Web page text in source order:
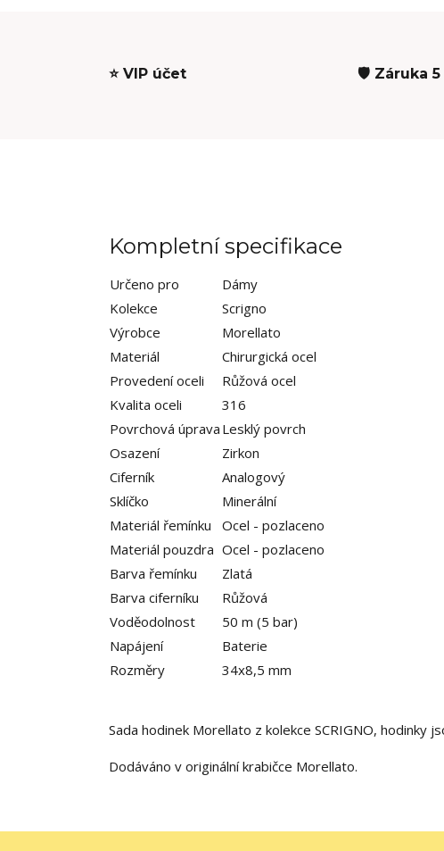
⭐ VIP účet 🛡️ Záruka
Kompletní specifikace
Určeno pro
Dámy
Kolekce
Scrigno
Výrobce
Morellato
Materiál
Chirurgická ocel
Provedení oceli
Růžová ocel
Kvalita oceli
316
Povrchová úprava Lesklý povrch
Osazení
Zirkon
Ciferník
Analogový
Sklíčko
Minerální
Materiál řemínku
Ocel - pozlaceno
Materiál pouzdra Ocel - pozlaceno
Barva řemínku
Zlatá
Barva ciferníku
Růžová
Voděodolnost
50 m (5 bar)
Napájení
Baterie
Rozměry
34x8,5 mm
Sada hodinek Morellato z kolekce SCRIGNO, hodinky
Dodáváno v originální krabičce Morellato.